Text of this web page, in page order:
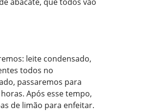
leite condensado,
todos no
passaremos para
Após esse tempo,
de limão para enfeitar.